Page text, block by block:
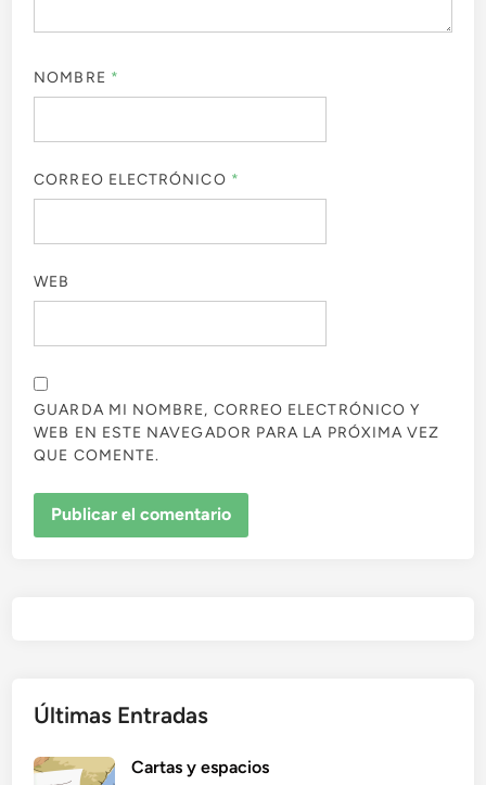
NOMBRE *
CORREO ELECTRÓNICO *
WEB
GUARDA MI NOMBRE, CORREO ELECTRÓNICO Y
WEB EN ESTE NAVEGADOR PARA LA PRÓXIMA VEZ
QUE COMENTE.
Últimas Entradas
Cartas y espacios